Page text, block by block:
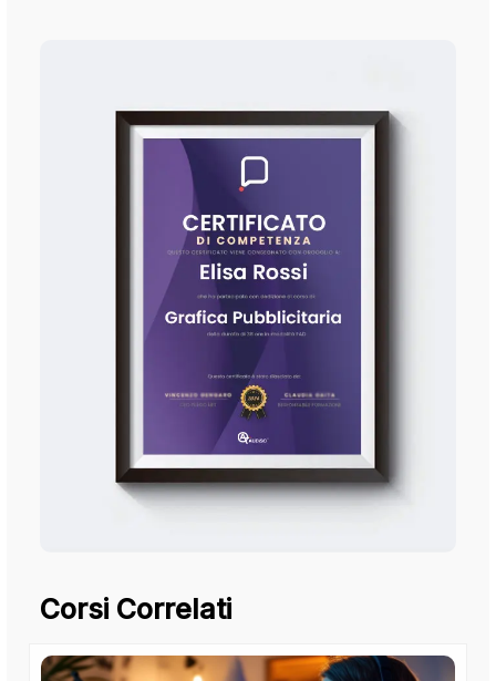
Corsi Correlati